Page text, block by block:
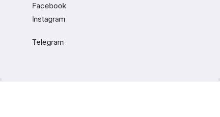
Facebook
Instagram
Telegram